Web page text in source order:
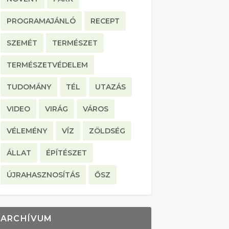
PROGRAMAJÁNLÓ RECEPT
SZEMÉT TERMÉSZET
TERMÉSZETVÉDELEM
TUDOMÁNY TÉL UTAZÁS
VIDEO VIRÁG VÁROS
VÉLEMÉNY VÍZ ZÖLDSÉG
ÁLLAT ÉPÍTÉSZET
ÚJRAHASZNOSÍTÁS ŐSZ
ARCHÍVUM